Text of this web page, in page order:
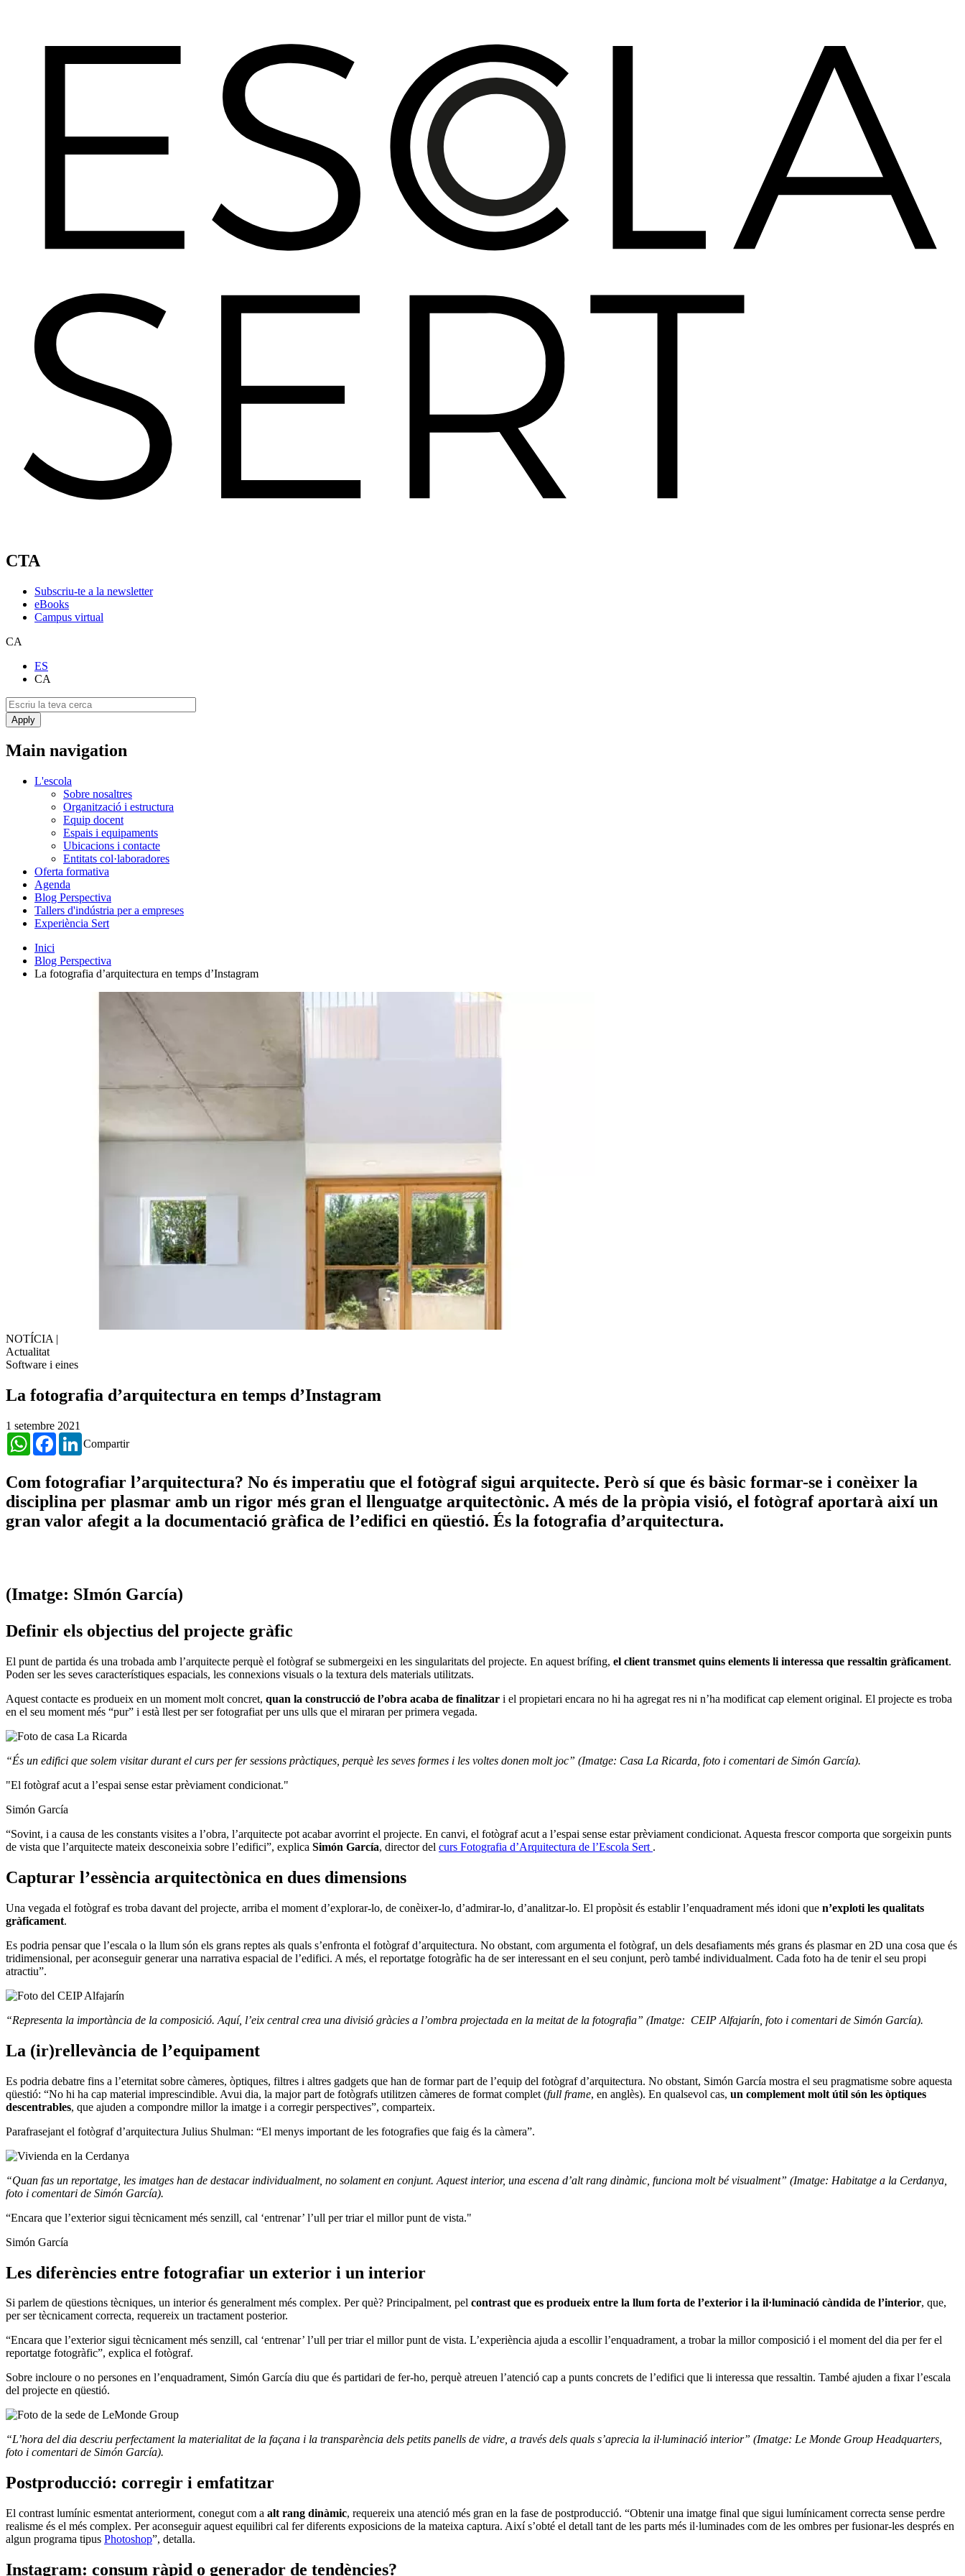
CTA
Subscriu-te a la newsletter
eBooks
Campus virtual
CA
ES
CA
Main navigation
L'escola
Sobre nosaltres
Organització i estructura
Equip docent
Espais i equipaments
Ubicacions i contacte
Entitats col·laboradores
Oferta formativa
Agenda
Blog Perspectiva
Tallers d'indústria per a empreses
Experiència Sert
Inici
Blog Perspectiva
La fotografia d’arquitectura en temps d’Instagram
NOTÍCIA |
Actualitat
Software i eines
La fotografia d’arquitectura en temps d’Instagram
1 setembre 2021
Compartir
WhatsAppFacebookLinkedIn
Com fotografiar l’arquitectura? No és imperatiu que el fotògraf sigui arquitecte. Però sí que és bàsic formar-se i conèixer la
disciplina per plasmar amb un rigor més gran el llenguatge arquitectònic. A més de la pròpia visió, el fotògraf aportarà així un
gran valor afegit a la documentació gràfica de l’edifici en qüestió. És la fotografia d’arquitectura.
(Imatge: SImón García)
Definir els objectius del projecte gràfic
El punt de partida és una trobada amb l’arquitecte perquè el fotògraf se submergeixi en les singularitats del projecte. En aquest brífing, el client transmet quins elements li interessa que ressaltin gràficament.
Poden ser les seves característiques espacials, les connexions visuals o la textura dels materials utilitzats.
Aquest contacte es produeix en un moment molt concret, quan la construcció de l’obra acaba de finalitzar i el propietari encara no hi ha agregat res ni n’ha modificat cap element original. El projecte es troba
en el seu moment més “pur” i està llest per ser fotografiat per uns ulls que el miraran per primera vegada.
“És un edifici que solem visitar durant el curs per fer sessions pràctiques, perquè les seves formes i les voltes donen molt joc” (Imatge: Casa La Ricarda, foto i comentari de Simón García).
"El fotògraf acut a l’espai sense estar prèviament condicionat."
Simón García
“Sovint, i a causa de les constants visites a l’obra, l’arquitecte pot acabar avorrint el projecte. En canvi, el fotògraf acut a l’espai sense estar prèviament condicionat. Aquesta frescor comporta que sorgeixin punts
de vista que l’arquitecte mateix desconeixia sobre l’edifici”, explica Simón García, director del curs Fotografia d’Arquitectura de l’Escola Sert .
Capturar l’essència arquitectònica en dues dimensions
Una vegada el fotògraf es troba davant del projecte, arriba el moment d’explorar-lo, de conèixer-lo, d’admirar-lo, d’analitzar-lo. El propòsit és establir l’enquadrament més idoni que n’exploti les qualitats
gràficament.
Es podria pensar que l’escala o la llum són els grans reptes als quals s’enfronta el fotògraf d’arquitectura. No obstant, com argumenta el fotògraf, un dels desafiaments més grans és plasmar en 2D una cosa que és
tridimensional, per aconseguir generar una narrativa espacial de l’edifici. A més, el reportatge fotogràfic ha de ser interessant en el seu conjunt, però també individualment. Cada foto ha de tenir el seu propi
atractiu”.
“Representa la importància de la composició. Aquí, l’eix central crea una divisió gràcies a l’ombra projectada en la meitat de la fotografia” (Imatge: CEIP Alfajarín, foto i comentari de Simón García).
La (ir)rellevància de l’equipament
Es podria debatre fins a l’eternitat sobre càmeres, òptiques, filtres i altres gadgets que han de formar part de l’equip del fotògraf d’arquitectura. No obstant, Simón García mostra el seu pragmatisme sobre aquesta
qüestió: “No hi ha cap material imprescindible. Avui dia, la major part de fotògrafs utilitzen càmeres de format complet (full frame, en anglès). En qualsevol cas, un complement molt útil són les òptiques
descentrables, que ajuden a compondre millor la imatge i a corregir perspectives”, comparteix.
Parafrasejant el fotògraf d’arquitectura Julius Shulman: “El menys important de les fotografies que faig és la càmera”.
“Quan fas un reportatge, les imatges han de destacar individualment, no solament en conjunt. Aquest interior, una escena d’alt rang dinàmic, funciona molt bé visualment” (Imatge: Habitatge a la Cerdanya,
foto i comentari de Simón García).
“Encara que l’exterior sigui tècnicament més senzill, cal ‘entrenar’ l’ull per triar el millor punt de vista."
Simón García
Les diferències entre fotografiar un exterior i un interior
Si parlem de qüestions tècniques, un interior és generalment més complex. Per què? Principalment, pel contrast que es produeix entre la llum forta de l’exterior i la il·luminació càndida de l’interior, que,
per ser tècnicament correcta, requereix un tractament posterior.
“Encara que l’exterior sigui tècnicament més senzill, cal ‘entrenar’ l’ull per triar el millor punt de vista. L’experiència ajuda a escollir l’enquadrament, a trobar la millor composició i el moment del dia per fer el
reportatge fotogràfic”, explica el fotògraf.
Sobre incloure o no persones en l’enquadrament, Simón García diu que és partidari de fer-ho, perquè atreuen l’atenció cap a punts concrets de l’edifici que li interessa que ressaltin. També ajuden a fixar l’escala
del projecte en qüestió.
“L’hora del dia descriu perfectament la materialitat de la façana i la transparència dels petits panells de vidre, a través dels quals s’aprecia la il·luminació interior” (Imatge: Le Monde Group Headquarters,
foto i comentari de Simón García).
Postproducció: corregir i emfatitzar
El contrast lumínic esmentat anteriorment, conegut com a alt rang dinàmic, requereix una atenció més gran en la fase de postproducció. “Obtenir una imatge final que sigui lumínicament correcta sense perdre
realisme és el més complex. Per aconseguir aquest equilibri cal fer diferents exposicions de la mateixa captura. Així s’obté el detall tant de les parts més il·luminades com de les ombres per fusionar-les després en
algun programa tipus Photoshop”, detalla.
​Instagram: consum ràpid o generador de tendències?